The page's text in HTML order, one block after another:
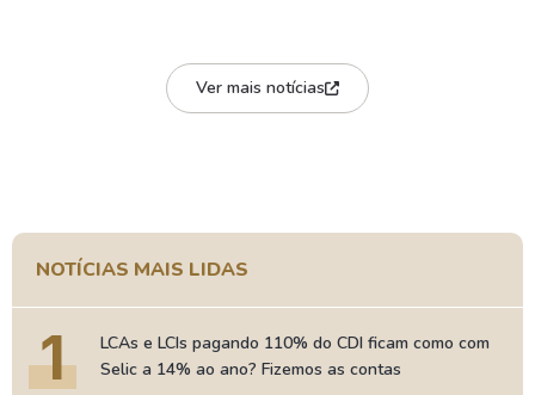
Ver mais notícias
NOTÍCIAS MAIS LIDAS
1
LCAs e LCIs pagando 110% do CDI ficam como com
Selic a 14% ao ano? Fizemos as contas